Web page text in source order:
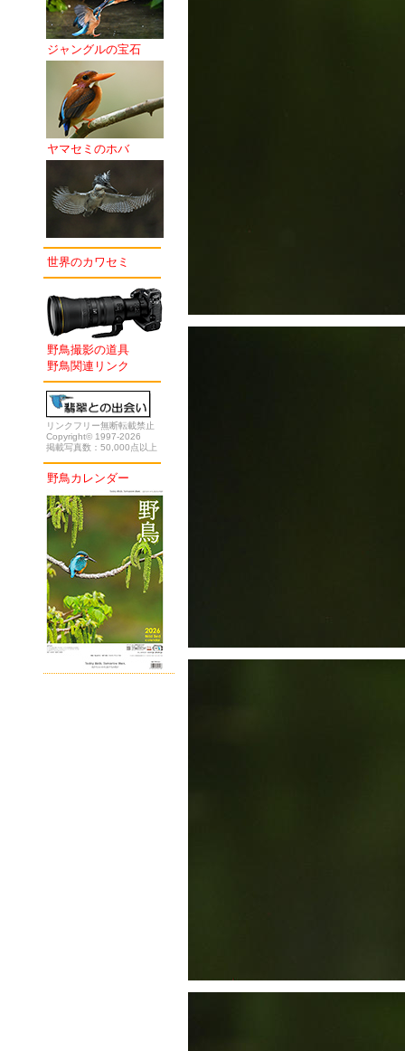
ジャングルの宝石
ヤマセミのホバ
世界のカワセミ
野鳥撮影の道具
野鳥関連リンク
リンクフリー無断転載禁止
Copyright© 1997-2026
掲載写真数：50,000点以上
野鳥カレンダー